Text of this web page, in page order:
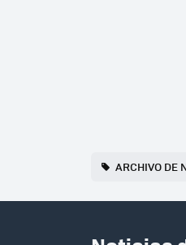
ARCHIVO DE